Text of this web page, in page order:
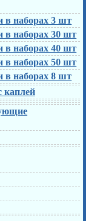
в наборах 3 шт
в наборах 30 шт
в наборах 40 шт
в наборах 50 шт
в наборах 8 шт
каплей